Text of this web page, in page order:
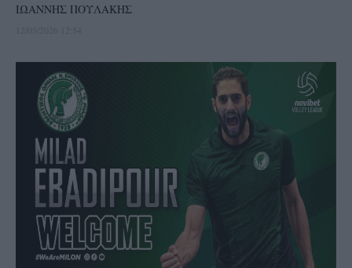
ΙΩΑΝΝΗΣ ΠΟΥΛΑΚΗΣ